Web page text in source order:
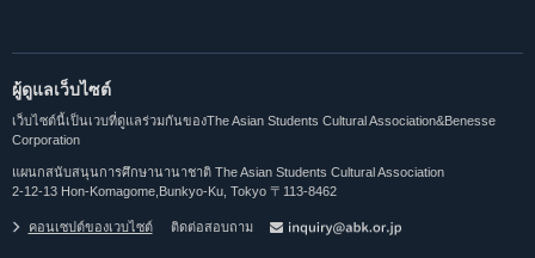
ผู้ดูแลเว็บไซต์
เว็บไซต์นี้เป็นเวบที่ดูแลร่วมกันของThe Asian Students Cultural Association&Benesse
Corporation
แผนกสนับสนุนการศึกษานานาชาติ The Asian Students Cultural Association
2-12-13 Hon-Komagome,Bunkyo-Ku, Tokyo 〒113-8462
คอนเซปต์ของเวบไซต์ ติดต่อสอบถาม